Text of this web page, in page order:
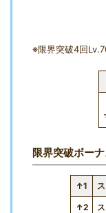
※限界突破4回
限界突破ボー
↑1
↑2